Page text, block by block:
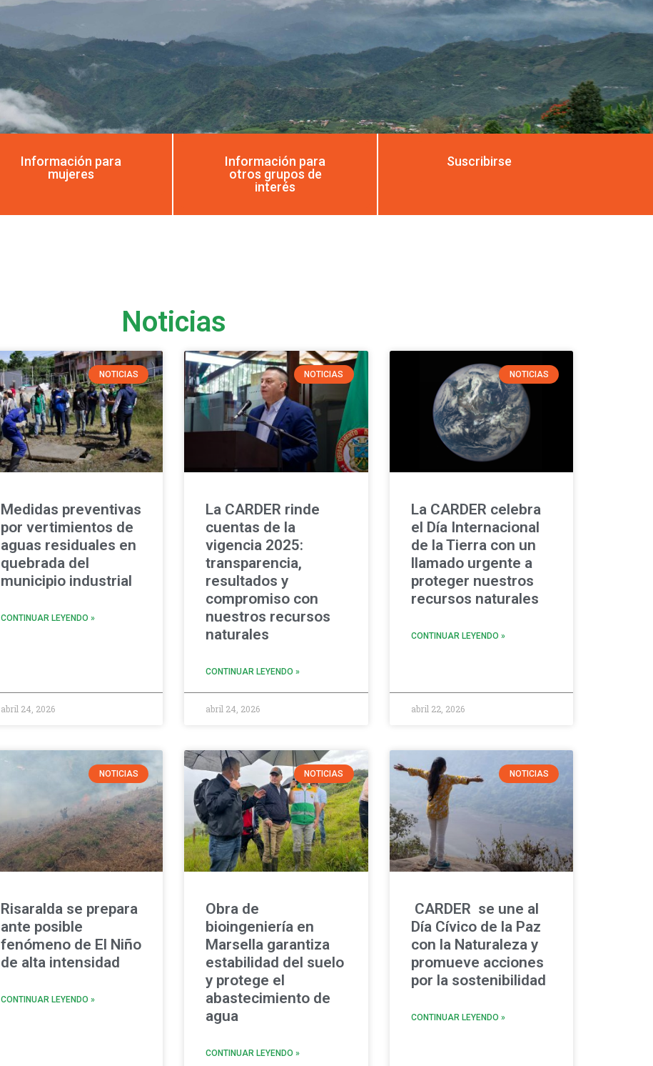
Información para
mujeres
Información para
otros grupos de
interés
Suscribirse
Noticias
NOTICIAS
Medidas preventivas
por vertimientos de
aguas residuales en
quebrada del
municipio industrial
CONTINUAR LEYENDO »
abril 24, 2026
NOTICIAS
La CARDER rinde
cuentas de la
vigencia 2025:
transparencia,
resultados y
compromiso con
nuestros recursos
naturales
CONTINUAR LEYENDO »
abril 24, 2026
NOTICIAS
La CARDER celebra
el Día Internacional
de la Tierra con un
llamado urgente a
proteger nuestros
recursos naturales
CONTINUAR LEYENDO »
abril 22, 2026
NOTICIAS
Risaralda se prepara
ante posible
fenómeno de El Niño
de alta intensidad
CONTINUAR LEYENDO »
NOTICIAS
Obra de
bioingeniería en
Marsella garantiza
estabilidad del suelo
y protege el
abastecimiento de
agua
CONTINUAR LEYENDO »
NOTICIAS
CARDER se une al
Día Cívico de la Paz
con la Naturaleza y
promueve acciones
por la sostenibilidad
CONTINUAR LEYENDO »